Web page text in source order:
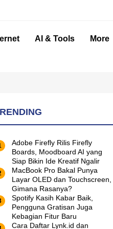
AI & Tools More
Adobe Firefly Rilis Firefly
Boards, Moodboard AI yang
Siap Bikin Ide Kreatif Ngalir
MacBook Pro Bakal Punya
Layar OLED dan Touchscreen,
Gimana Rasanya?
Spotify Kasih Kabar Baik,
Pengguna Gratisan Juga
Kebagian Fitur Baru
Cara Daftar Lynk.id dan